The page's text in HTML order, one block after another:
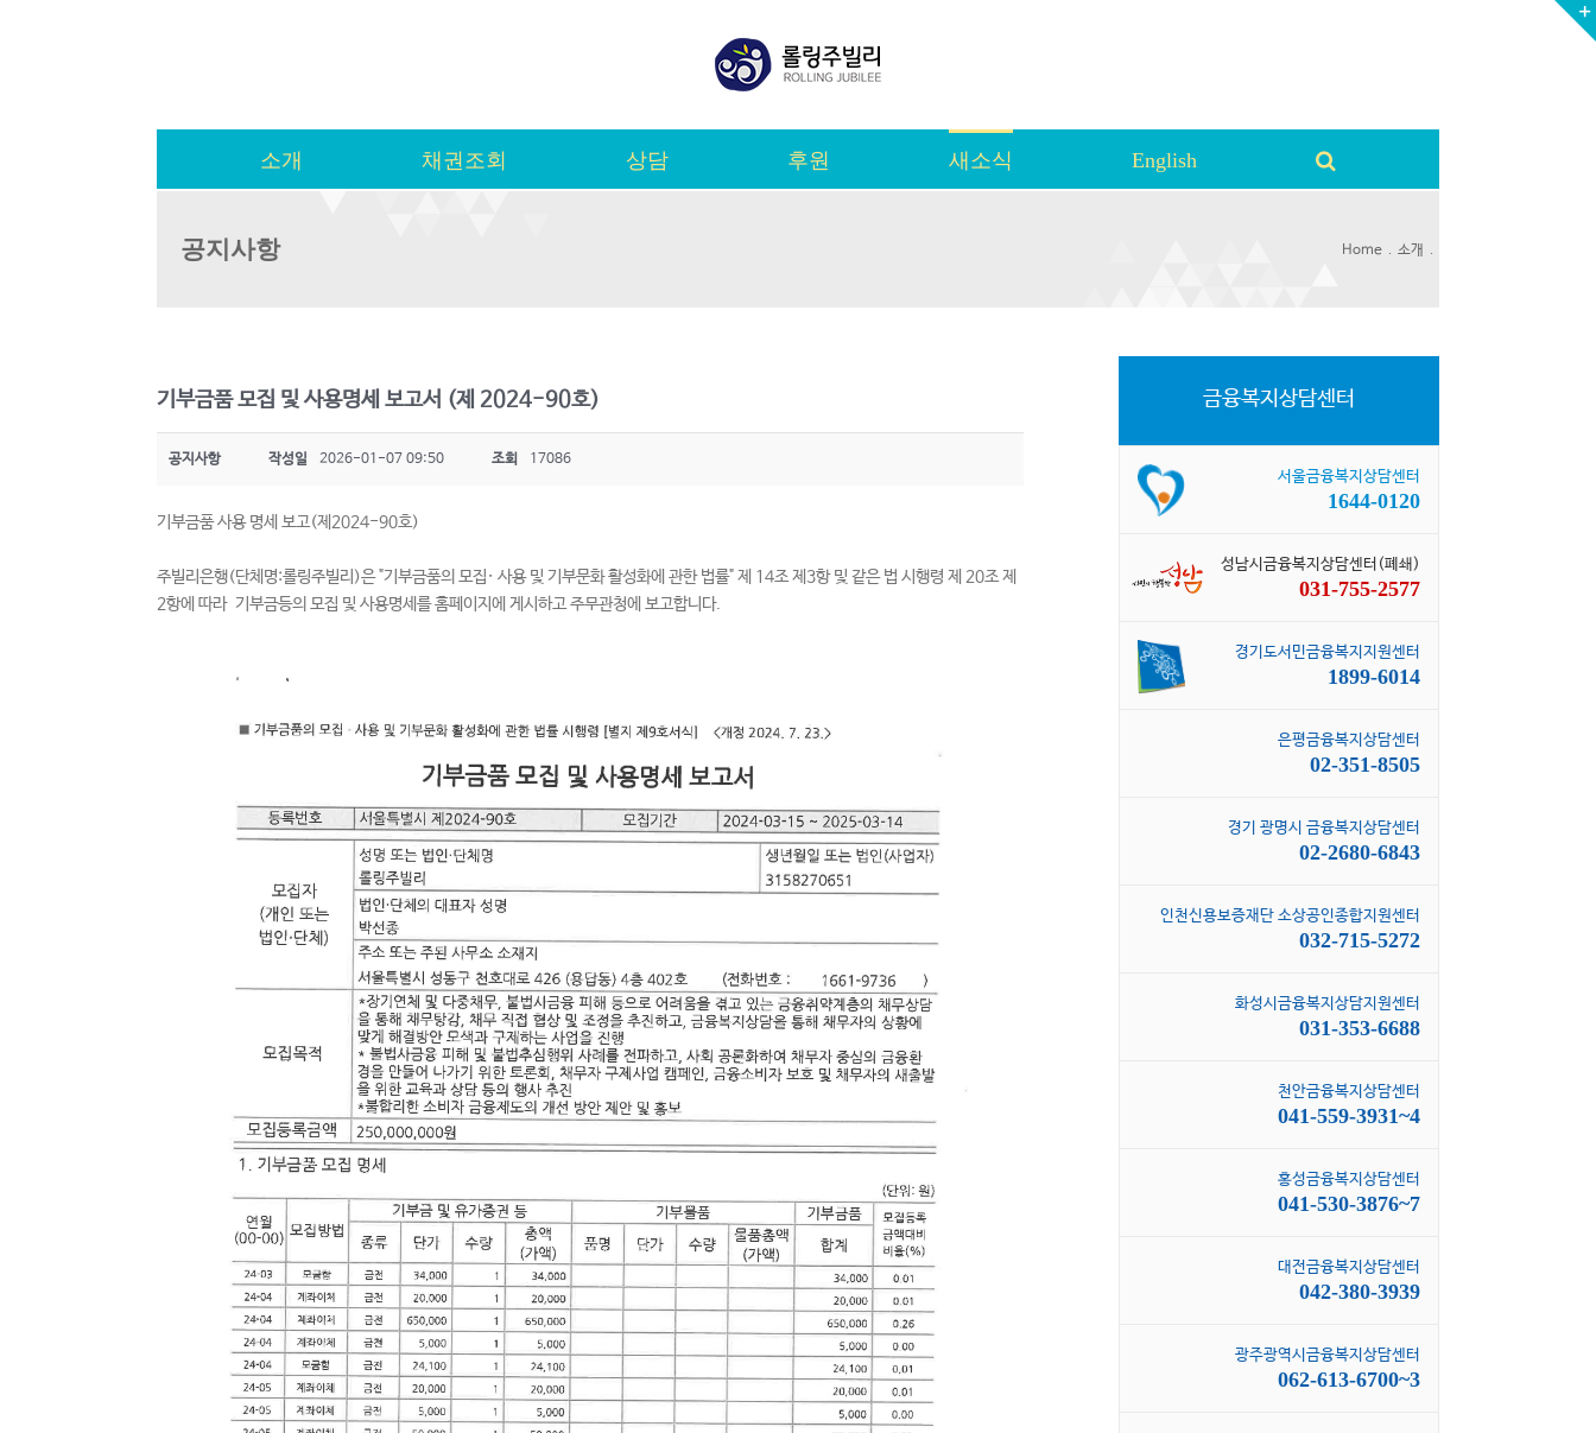
소개 채권조회 상담 후원 새소식 English
공지사항 Home 소개
기부금품 모집 및 사용명세 보고서 (제 2024-90호)
공지사항 작성일 2026-01-07 09:50 조회 17086
기부금품 사용 명세 보고(제2024-90호)
주빌리은행(단체명:롤링주빌리)은 "기부금품의 모집· 사용 및 기부문화 활성화에 관한 법률" 제 14조 제3항 및 같은 법 시행령 제 20조 제
2항에 따라 기부금등의 모집 및 사용명세를 홈페이지에 게시하고 주무관청에 보고합니다.
금융복지상담센터
서울금융복지상담센터
1644-0120
성남시금융복지상담센터(폐쇄)
031-755-2577
경기도서민금융복지지원센터
1899-6014
은평금융복지상담센터
02-351-8505
경기 광명시 금융복지상담센터
02-2680-6843
인천신용보증재단 소상공인종합지원센터
032-715-5272
화성시금융복지상담지원센터
031-353-6688
천안금융복지상담센터
041-559-3931~4
홍성금융복지상담센터
041-530-3876~7
대전금융복지상담센터
042-380-3939
광주광역시금융복지상담센터
062-613-6700~3